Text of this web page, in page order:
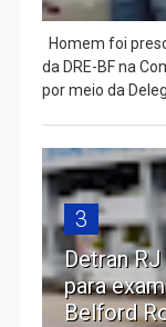
Homem foi
da DRE-BF na
por meio da
3
Detran
para
Belford